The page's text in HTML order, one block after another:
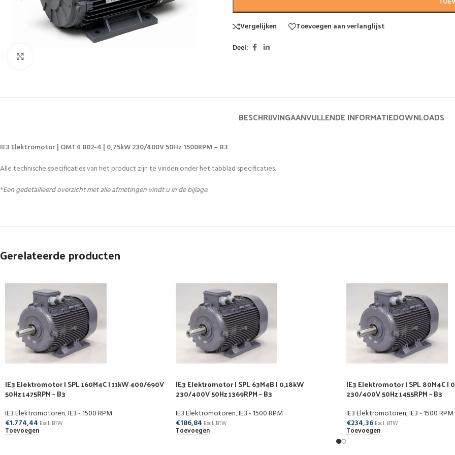
Vergelijken
Toevoegen aan verlanglijst
Deel:
BESCHRIJVINGAANVULLENDE INFORMATIEDOWNLOADS
IE3 Elektromotor | OMT4 802-4 | 0,75kW 230/400V 50Hz 1500RPM – B3
Alle technische specificaties van het product zijn te vinden onder het tabblad specificaties.
*Een gedetailleerd overzicht met alle afmetingen vindt u in de bijlage.
Gerelateerde producten
IE3 Elektromotor | SPL 160M4C | 11kW 400/690V
50Hz 1475RPM – B3
IE3 Elektromotoren,IE3 - 1500 RPM
€1.774,44 Excl. BTW
Toevoegen
IE3 Elektromotor | SPL 63M4B | 0,18kW
230/400V 50Hz 1369RPM – B3
IE3 Elektromotoren,IE3 - 1500 RPM
€186,84 Excl. BTW
Toevoegen
IE3 Elektromotor | SPL 80M4C |
230/400V 50Hz 1455RPM – B3
IE3 Elektromotoren,IE3 - 1500 RPM
€234,36 Excl. BTW
Toevoegen